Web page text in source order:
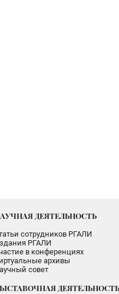
ДЕЯТЕЛЬНОСТЬ
сотрудников РГАЛИ
РГАЛИ
в конференциях
архивы
совет
ДЕЯТЕЛЬНОСТЬ